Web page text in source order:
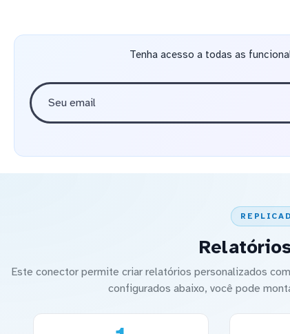
Tenha acesso a todas as
Este conector permite criar relatórios personalizados
configurados abaixo, você pode